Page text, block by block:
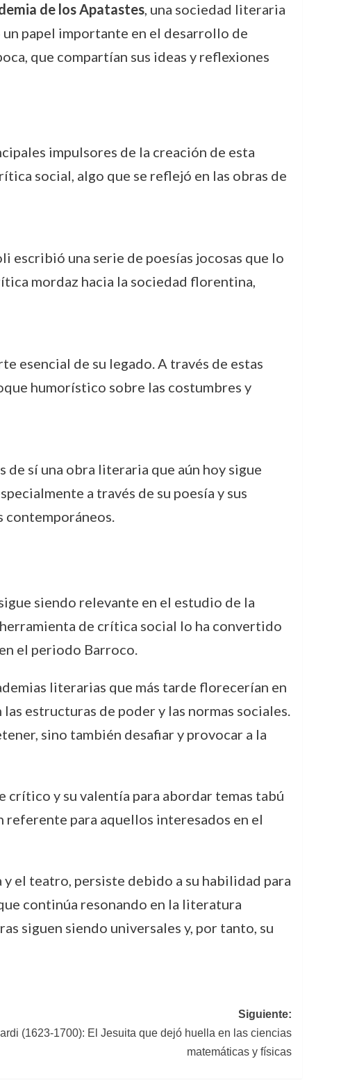
de los Apatastes, una sociedad literaria
papel importante en el desarrollo de
que compartían sus ideas y reflexiones
impulsores de la creación de esta
social, algo que se reflejó en las obras de
escribió una serie de poesías jocosas que lo
mordaz hacia la sociedad florentina,
esencial de su legado. A través de estas
humorístico sobre las costumbres y
sí una obra literaria que aún hoy sigue
a través de su poesía y sus
contemporáneos.
siendo relevante en el estudio de la
de crítica social lo ha convertido
el periodo Barroco.
literarias que más tarde florecerían en
estructuras de poder y las normas sociales.
sino también desafiar y provocar a la
y su valentía para abordar temas tabú
referente para aquellos interesados en el
el teatro, persiste debido a su habilidad para
continúa resonando en la literatura
siguen siendo universales y, por tanto, su
Siguiente:
(1623-1700): El Jesuita que dejó huella en las ciencias
matemáticas y físicas